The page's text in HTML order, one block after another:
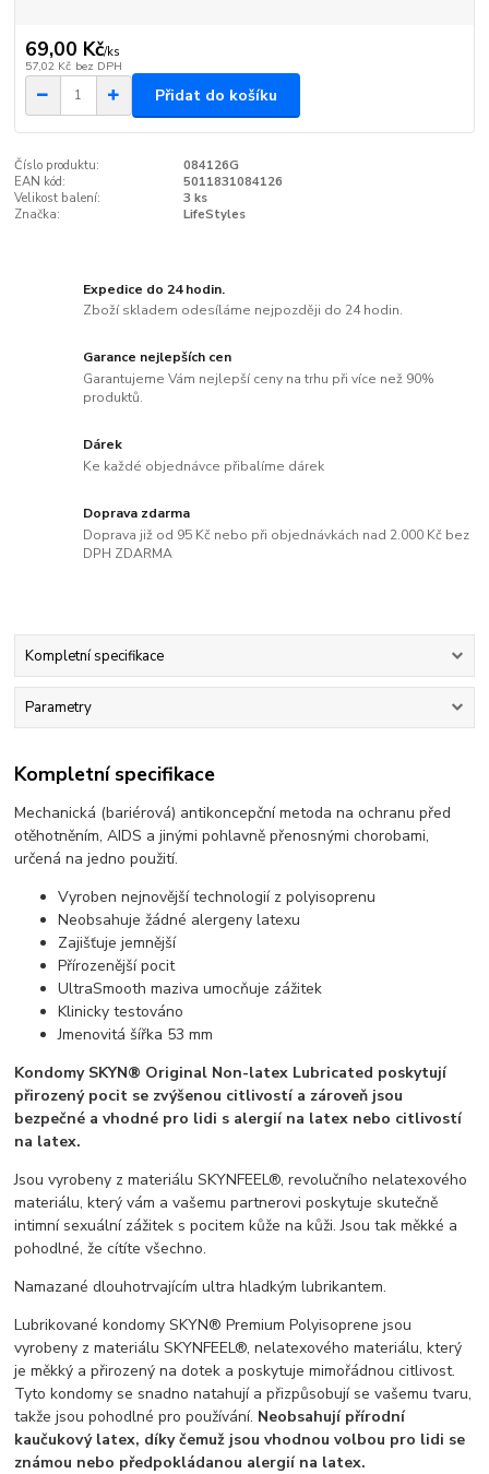
69,00 Kč/ks
57,02 Kč bez DPH
Přidat do košíku
Číslo produktu:
084126G
EAN kód:
5011831084126
Velikost balení:
3 ks
Značka:
LifeStyles
Expedice do 24 hodin.
Zboží skladem odesíláme nejpozději do 24 hodin.
Garance nejlepších cen
Garantujeme Vám nejlepší ceny na trhu při více než 90%
produktů.
Dárek
Ke každé objednávce přibalíme dárek
Doprava zdarma
Doprava již od 95 Kč nebo při objednávkách nad 2.000 Kč bez
DPH ZDARMA
Kompletní specifikace
Parametry
Kompletní specifikace
Mechanická (bariérová) antikoncepční metoda na ochranu před
otěhotněním, AIDS a jinými pohlavně přenosnými chorobami,
určená na jedno použití.
Vyroben nejnovější technologií z polyisoprenu
Neobsahuje žádné alergeny latexu
Zajišťuje jemnější
Přírozenější pocit
UltraSmooth maziva umocňuje zážitek
Klinicky testováno
Jmenovitá šířka 53 mm
Kondomy SKYN® Original Non-latex Lubricated poskytují
přirozený pocit se zvýšenou citlivostí a zároveň jsou
bezpečné a vhodné pro lidi s alergií na latex nebo citlivostí
na latex.
Jsou vyrobeny z materiálu SKYNFEEL®, revolučního nelatexového
materiálu, který vám a vašemu partnerovi poskytuje skutečně
intimní sexuální zážitek s pocitem kůže na kůži. Jsou tak měkké a
pohodlné, že cítíte všechno.
Namazané dlouhotrvajícím ultra hladkým lubrikantem.
Lubrikované kondomy SKYN® Premium Polyisoprene jsou
vyrobeny z materiálu SKYNFEEL®, nelatexového materiálu, který
je měkký a přirozený na dotek a poskytuje mimořádnou citlivost.
Tyto kondomy se snadno natahují a přizpůsobují se vašemu tvaru,
takže jsou pohodlné pro používání. Neobsahují přírodní
kaučukový latex, díky čemuž jsou vhodnou volbou pro lidi se
známou nebo předpokládanou alergií na latex.